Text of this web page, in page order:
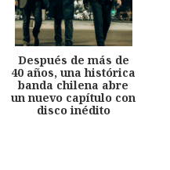
Después de más de
40 años, una histórica
banda chilena abre
un nuevo capítulo con
disco inédito